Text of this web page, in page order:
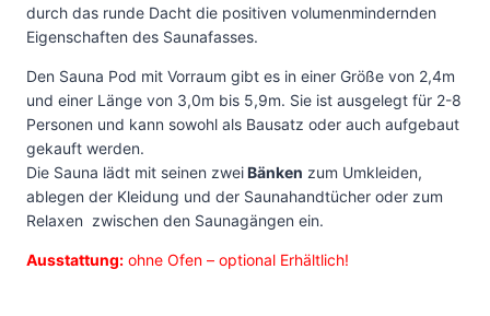
durch das runde Dacht die positiven volumenmindernden
Eigenschaften des Saunafasses.
Den Sauna Pod mit Vorraum gibt es in einer Größe von 2,4m
und einer Länge von 3,0m bis 5,9m. Sie ist ausgelegt für 2-8
Personen und kann sowohl als Bausatz oder auch aufgebaut
gekauft werden.
Die Sauna lädt mit seinen zweiBänken zum Umkleiden,
ablegen der Kleidung und der Saunahandtücher oder zum
Relaxen zwischen den Saunagängen ein.
Ausstattung: ohne Ofen – optional Erhältlich!